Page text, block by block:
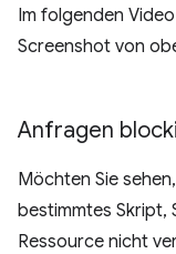
Im folgenden
Screenshot von
Anfragen
Möchten Sie
bestimmtes Skript,
Ressource nicht